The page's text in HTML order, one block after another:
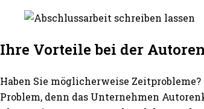
Ihre Vorteile bei der
Haben Sie möglicherweise
Problem, denn das Unternehmen